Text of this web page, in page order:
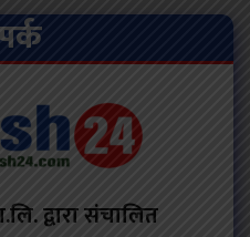
द्वारा संचालित